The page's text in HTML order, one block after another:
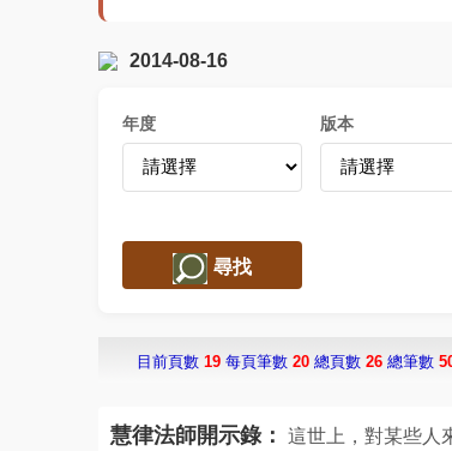
2014-08-16
年度 版本
尋找
目前頁數 19 每頁筆數 20 總頁數 26 總筆數
慧律法師開示錄： 這世上，對某些人